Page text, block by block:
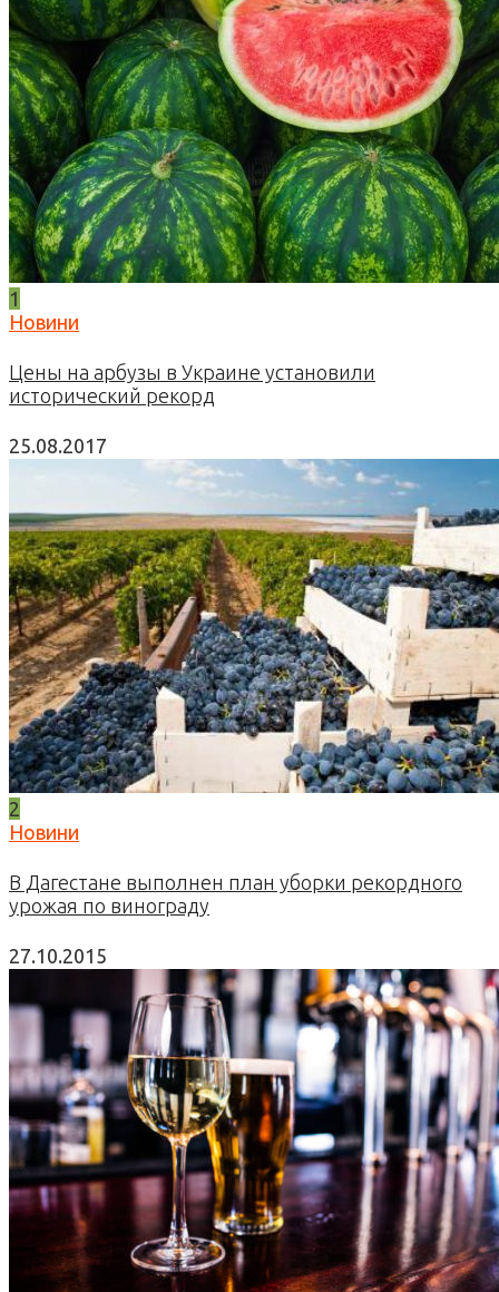
1
Новини
Цены на арбузы в Украине установили
исторический рекорд
25.08.2017
2
Новини
В Дагестане выполнен план уборки рекордного
урожая по винограду
27.10.2015